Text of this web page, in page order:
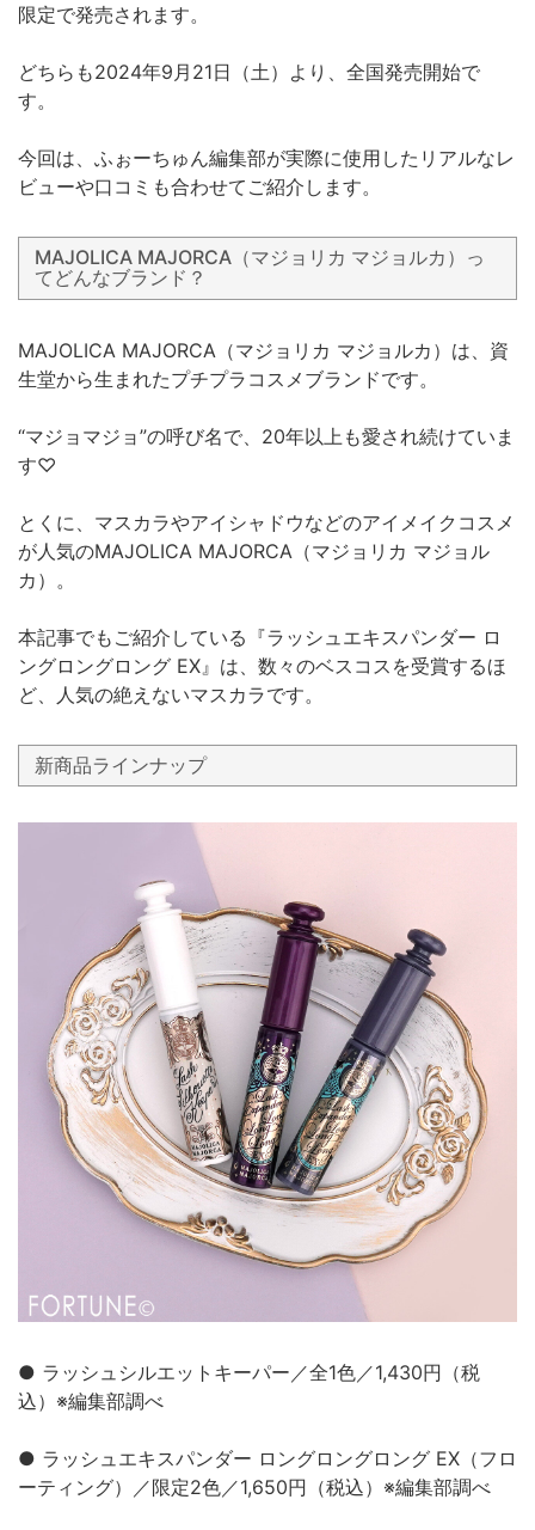
限定で発売されます。
どちらも2024年9月21日（土）より、全国発売開始で
す。
今回は、ふぉーちゅん編集部が実際に使用したリアルなレ
ビューや口コミも合わせてご紹介します。
MAJOLICA MAJORCA（マジョリカ マジョルカ）っ
てどんなブランド？
MAJOLICA MAJORCA（マジョリカ マジョルカ）は、資
生堂から生まれたプチプラコスメブランドです。
“マジョマジョ”の呼び名で、20年以上も愛され続けていま
す♡
とくに、マスカラやアイシャドウなどのアイメイクコスメ
が人気のMAJOLICA MAJORCA（マジョリカ マジョル
カ）。
本記事でもご紹介している『ラッシュエキスパンダー ロ
ングロングロング EX』は、数々のベスコスを受賞するほ
ど、人気の絶えないマスカラです。
新商品ラインナップ
● ラッシュシルエットキーパー／全1色／1,430円（税
込）※編集部調べ
● ラッシュエキスパンダー ロングロングロング EX（フロ
ーティング）／限定2色／1,650円（税込）※編集部調べ